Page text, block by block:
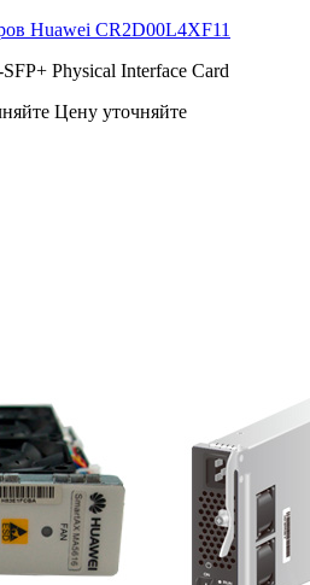
Huawei CR2D00L4XF11
Physical Interface Card
Цену уточняйте